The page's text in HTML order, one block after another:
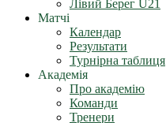
Лівий Берег U21
Матчі
Календар
Результати
Турнірна таблиця
Академія
Про академію
Команди
Тренери